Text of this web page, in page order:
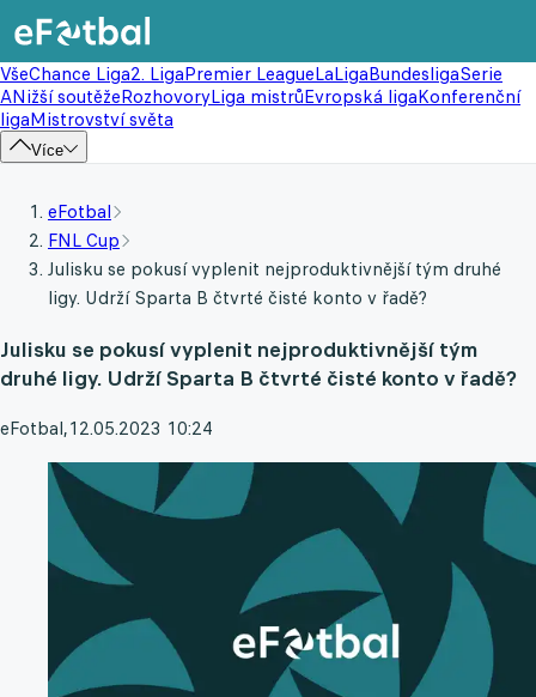
VšeChance Liga2. LigaPremier LeagueLaLigaBundesligaSerie
ANižší soutěžeRozhovoryLiga mistrůEvropská ligaKonferenční
ligaMistrovství světa
Více
eFotbal
FNL Cup
Julisku se pokusí vyplenit nejproduktivnější tým druhé
ligy. Udrží Sparta B čtvrté čisté konto v řadě?
Julisku se pokusí vyplenit nejproduktivnější tým
druhé ligy. Udrží Sparta B čtvrté čisté konto v řadě?
eFotbal,12.05.2023 10:24